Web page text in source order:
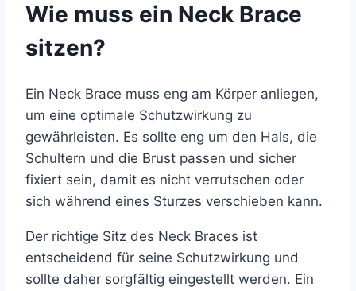
Wie muss ein Neck Brace
sitzen?
Ein Neck Brace muss eng am Körper anliegen,
um eine optimale Schutzwirkung zu
gewährleisten. Es sollte eng um den Hals, die
Schultern und die Brust passen und sicher
fixiert sein, damit es nicht verrutschen oder
sich während eines Sturzes verschieben kann.
Der richtige Sitz des Neck Braces ist
entscheidend für seine Schutzwirkung und
sollte daher sorgfältig eingestellt werden. Ein